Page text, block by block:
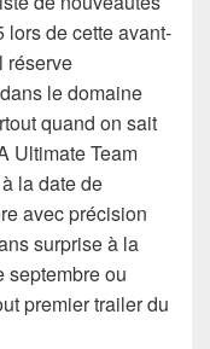
lors de cette avant-
réserve
le domaine
quand on sait
Ultimate Team
la date de
avec précision
surprise à la
septembre ou
premier trailer du